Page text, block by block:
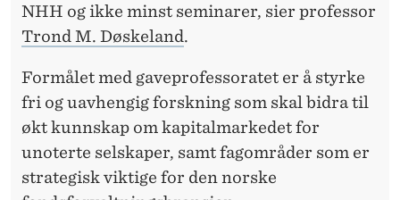
NHH og ikke minst seminarer, sier professor
Trond M. Døskeland.
Formålet med gaveprofessoratet er å styrke
fri og uavhengig forskning som skal bidra til
økt kunnskap om kapitalmarkedet for
unoterte selskaper, samt fagområder som er
strategisk viktige for den norske